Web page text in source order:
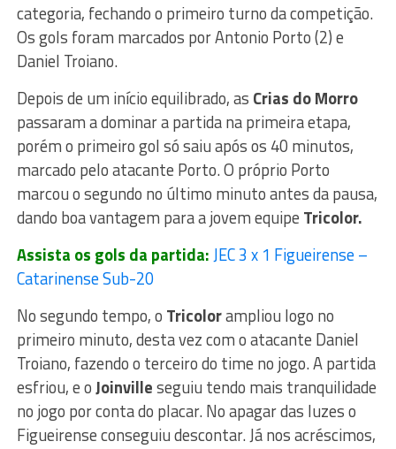
categoria, fechando o primeiro turno da competição.
Os gols foram marcados por Antonio Porto (2) e
Daniel Troiano.
Depois de um início equilibrado, as Crias do Morro
passaram a dominar a partida na primeira etapa,
porém o primeiro gol só saiu após os 40 minutos,
marcado pelo atacante Porto. O próprio Porto
marcou o segundo no último minuto antes da pausa,
dando boa vantagem para a jovem equipe Tricolor.
Assista os gols da partida:JEC 3 x 1 Figueirense –
Catarinense Sub-20
No segundo tempo, o Tricolorampliou logo no
primeiro minuto, desta vez com o atacante Daniel
Troiano, fazendo o terceiro do time no jogo. A partida
esfriou, e oJoinvilleseguiu tendo mais tranquilidade
no jogo por conta do placar. No apagar das luzes o
Figueirense conseguiu descontar. Já nos acréscimos,